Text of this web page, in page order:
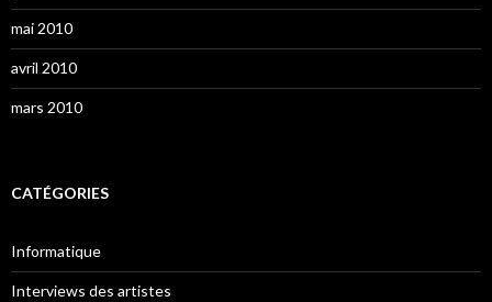
mai 2010
avril 2010
mars 2010
CATÉGORIES
Informatique
Interviews des artistes